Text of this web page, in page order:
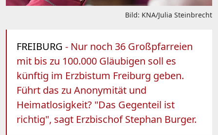
Bild: KNA/Julia Steinbrecht
FREIBURG - Nur noch 36 Großpfarreien
mit bis zu 100.000 Gläubigen soll es
künftig im Erzbistum Freiburg geben.
Führt das zu Anonymität und
Heimatlosigkeit? "Das Gegenteil ist
richtig", sagt Erzbischof Stephan Burger.